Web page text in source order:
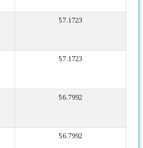
57.1723
57.1723
56.7992
56.7992